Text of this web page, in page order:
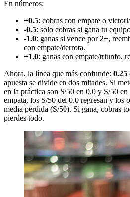
En números:
+0.5: cobras con empate o
-0.5: solo cobras si gana tu
-1.0: ganas si vence por 2+,
con empate/derrota.
+1.0: ganas con empate/triunfo,
Ahora, la línea que más confunde: 0.25
apuesta se divide en dos mitades. Si
en la práctica son S/50 en 0.0 y S/50
empata, los S/50 del 0.0 regresan y los
media pérdida (S/50). Si gana, cobras
pierdes todo.